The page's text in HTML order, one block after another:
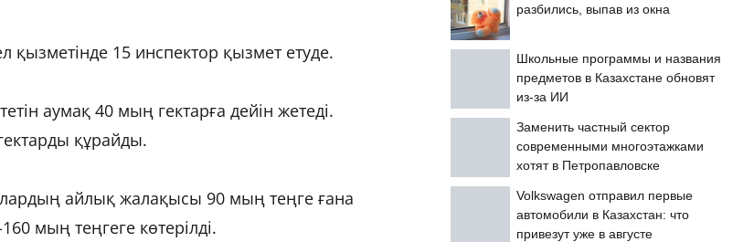
15 инспектор қызмет етуде.
аумақ 40 мың гектарға дейін жетеді.
құрайды.
айлық жалақысы 90 мың теңге ғана
мың теңгеге көтерілді.
разбились, выпав из окна
Школьные программы и названия
предметов в Казахстане обновят
из-за ИИ
Заменить частный сектор
современными многоэтажками
хотят в Петропавловске
Volkswagen отправил первые
автомобили в Казахстан: что
привезут уже в августе